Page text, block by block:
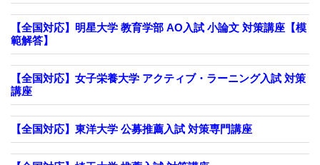
【全国対応】明星大学 教育学部 AO入試 小論文 対策講座【模
範解答】
【全国対応】女子栄養大学 アクティブ・ラーニング入試 対策
講座
【全国対応】東洋大学 公募推薦入試 対策専門講座